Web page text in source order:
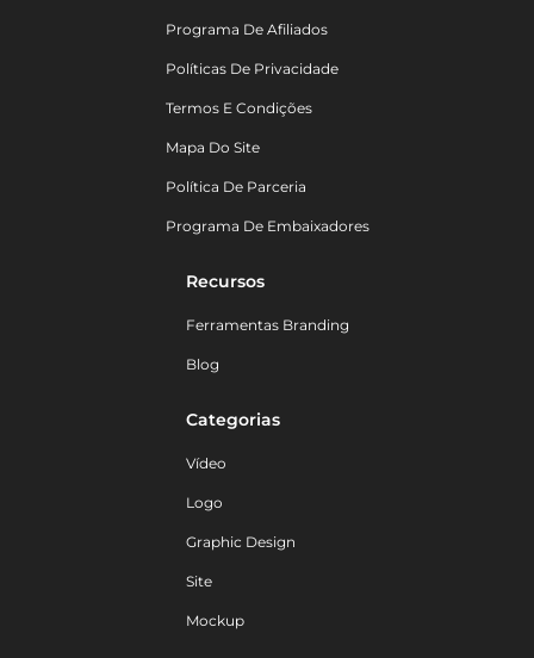
Programa De Afiliados
Políticas De Privacidade
Termos E Condições
Mapa Do Site
Política De Parceria
Programa De Embaixadores
Recursos
Ferramentas Branding
Blog
Categorias
Vídeo
Logo
Graphic Design
Site
Mockup